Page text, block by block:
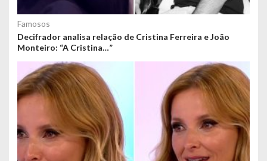
Famosos
Decifrador analisa relação de Cristina Ferreira e João
Monteiro: “A Cristina…”